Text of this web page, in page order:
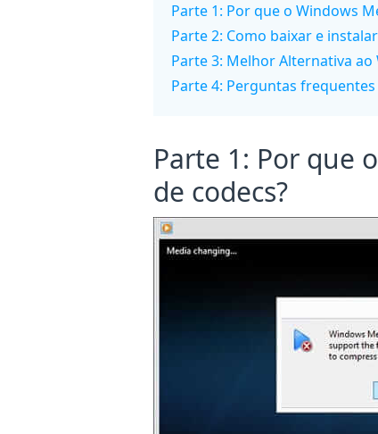
Parte 1: Por que o Windows
Parte 2: Como baixar e
Parte 3: Melhor Alternativa
Parte 4: Perguntas
Parte 1: Por que
de codecs?